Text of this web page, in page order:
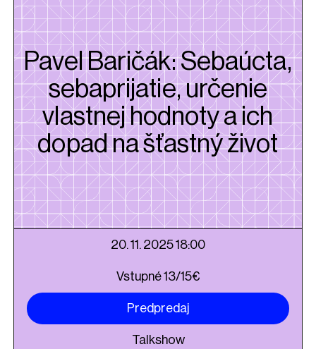
Pavel Baričák: Sebaúcta,
sebaprijatie, určenie
vlastnej hodnoty a ich
dopad na šťastný život
20. 11. 2025 18:00
Vstupné 13/15€
Predpredaj
Talkshow